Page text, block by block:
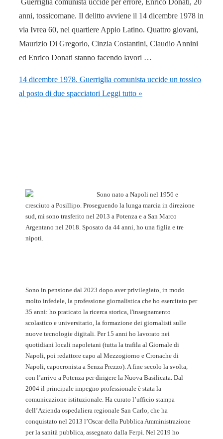
Guerriglia comunista uccide per errore, Enrico Donati, 20
anni, tossicomane. Il delitto avviene il 14 dicembre 1978 in
via Ivrea 60, nel quartiere Appio Latino. Quattro giovani,
Maurizio Di Gregorio, Cinzia Costantini, Claudio Annini
ed Enrico Donati stanno facendo lavori …
14 dicembre 1978. Guerriglia comunista uccide un tossico
al posto di due spacciatori Leggi tutto »
Sono nato a Napoli nel 1956 e
cresciuto a Posillipo. Proseguendo la lunga marcia in direzione
sud, mi sono trasferito nel 2013 a Potenza e a San Marco
Argentano nel 2018. Sposato da 44 anni, ho una figlia e tre
nipoti.
Sono in pensione dal 2023 dopo aver privilegiato, in modo
molto infedele, la professione giornalistica che ho esercitato per
35 anni: ho praticato la ricerca storica, l'insegnamento
scolastico e universitario, la formazione dei giornalisti sulle
nuove tecnologie digitali. Per 15 anni ho lavorato nei
quotidiani locali napoletani (tutta la trafila al Giornale di
Napoli, poi redattore capo al Mezzogiorno e Cronache di
Napoli, capocronista a Senza Prezzo). A fine secolo la svolta,
con l’arrivo a Potenza per dirigere la Nuova Basilicata. Dal
2004 il principale impegno professionale è stata la
comunicazione istituzionale. Ha curato l’ufficio stampa
dell’Azienda ospedaliera regionale San Carlo, che ha
conquistato nel 2013 l’Oscar della Pubblica Amministrazione
per la sanità pubblica, assegnato dalla Ferpi. Nel 2019 ho